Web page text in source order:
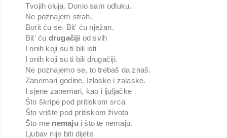
Tvojih oluja. Donio sam odluku.
Ne poznajem strah.
Borit ću se. Bit' ću nježan.
Bit' ću drugačiji od svih
I onih koji su ti bili isti
I onih koji su ti bili drugačiji.
Ne poznajemo se, to trebaš da znaš.
Zanemari godine. Izlaske i zalaske.
I sjene zanemari, kao i ljuljačke
Što škripe pod pritiskom srca
Što vrište pod pritiskom života
Što me nemaju i što te nemaju.
Ljubav nije biti dijete